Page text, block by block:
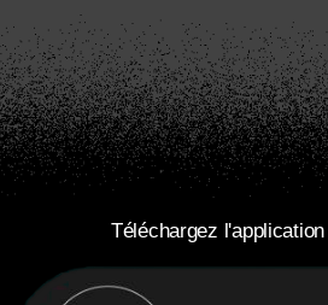
Téléchargez